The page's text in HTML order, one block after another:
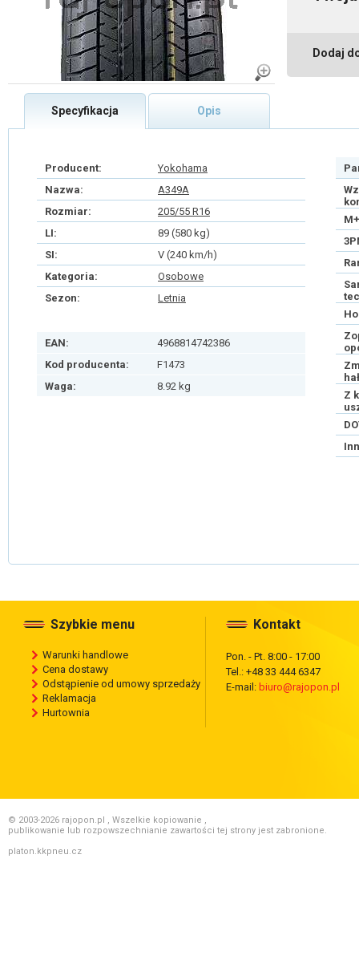
Dodaj
Specyfikacja Opis
Producent:
Yokohama
Nazwa:
A349A
Rozmiar:
205/55 R16
LI:
89 (580 kg)
SI:
V (240 km/h)
Kategoria:
Osobowe
Sezon:
Letnia
EAN:
4968814742386
Kod producenta:
F1473
Waga:
8.92 kg
Z
Szybkie menu
Warunki handlowe
Cena dostawy
Odstąpienie od umowy sprzedaży
Reklamacja
Hurtownia
Kontakt
Pon. - Pt. 8:00 - 17:00
Tel.: +48 33 444 6347
E-mail: biuro@rajopon.pl
© 2003-2026 rajopon.pl , Wszelkie kopiowanie ,
publikowanie lub rozpowszechnianie zawartości tej strony jest zabronione.
platon.kkpneu.cz